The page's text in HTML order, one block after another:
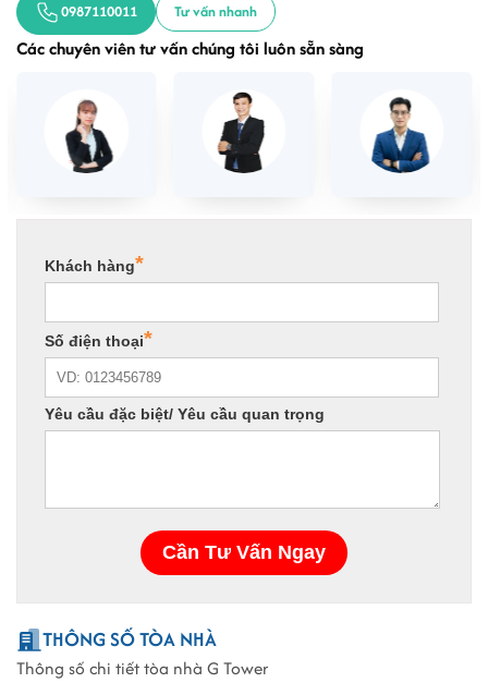
0987110011 Tư vấn nhanh
Các chuyên viên tư vấn chúng tôi luôn sẵn sàng
THÔNG SỐ TÒA NHÀ
Thông số chi tiết tòa nhà G Tower